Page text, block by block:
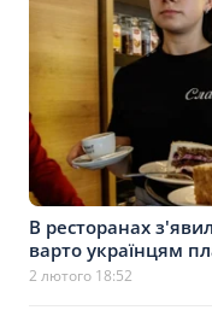
В ресторанах
варто українцям
2 лютого 18:52